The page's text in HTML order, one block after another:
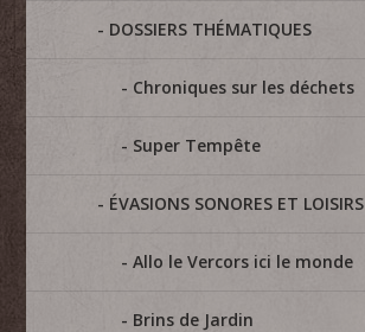
DOSSIERS THÉMATIQUES
Chroniques sur les déchets
Super Tempête
ÉVASIONS SONORES ET LOISIRS
Allo le Vercors ici le monde
Brins de Jardin